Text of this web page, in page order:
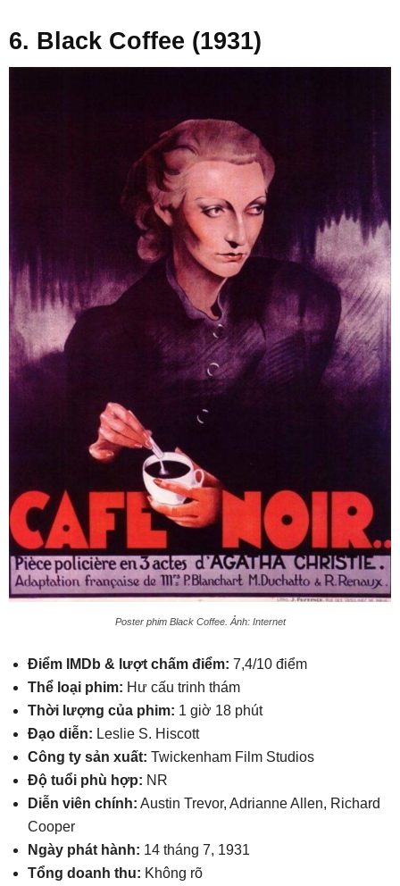
6. Black Coffee (1931)
Poster phim Black Coffee. Ảnh: Internet
Điểm IMDb & lượt chấm điểm: 7,4/10 điểm
Thể loại phim: Hư cấu trinh thám
Thời lượng của phim: 1 giờ 18 phút
Đạo diễn: Leslie S. Hiscott
Công ty sản xuất: Twickenham Film Studios
Độ tuổi phù hợp: NR
Diễn viên chính: Austin Trevor, Adrianne Allen, Richard
Cooper
Ngày phát hành: 14 tháng 7, 1931
Tổng doanh thu: Không rõ